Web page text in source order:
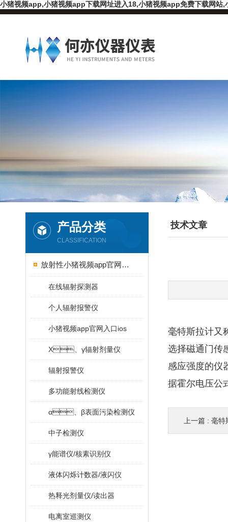
小猪视频app,小猪视频app下载网址进入18,小猪视频app免费下载网站
产品分类
CLASSIFICATION
放射性小猪视频app官网入口ios
在线辐射探测器
个人辐射报警仪
小猪视频app官网入口ios
X、γ辐射剂量仪
辐射报警仪
多功能射线检测仪
α、β表面污染检测仪
中子检测仪
γ能谱仪/核素识别仪
液体闪烁计数器/液闪仪
热释光剂量仪/读出器
电离室巡测仪
技术文章
毫特斯拉计又
选择磁通门传
感应强度的仪
据霍尔电压公
上一篇 : 毫特